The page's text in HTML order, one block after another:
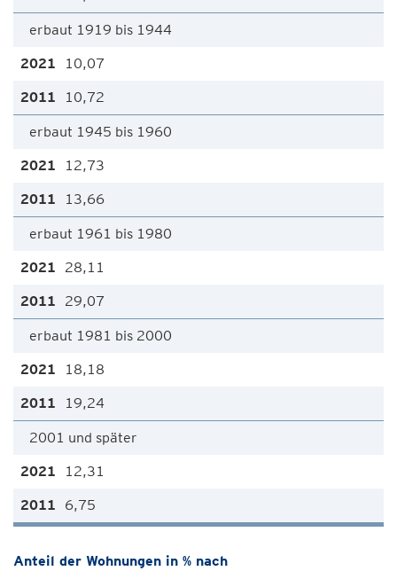
erbaut 1919 bis 1944
10,07
10,72
erbaut 1945 bis 1960
12,73
13,66
erbaut 1961 bis 1980
28,11
29,07
erbaut 1981 bis 2000
18,18
19,24
2001 und später
12,31
6,75
Anteil der Wohnungen in % nach